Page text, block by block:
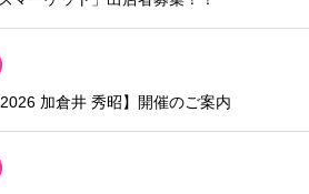
加倉井 秀昭】開催のご案内